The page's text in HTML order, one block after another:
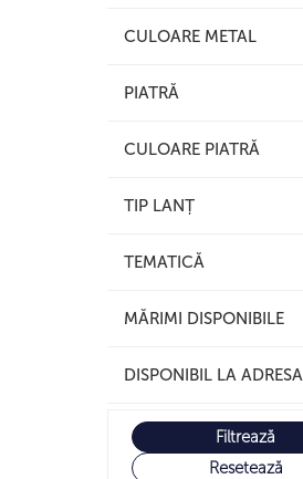
CULOARE METAL
PIATRĂ
CULOARE PIATRĂ
TIP LANȚ
TEMATICĂ
MĂRIMI DISPONIBILE
DISPONIBIL LA ADRESA
Filtrează
Resetează